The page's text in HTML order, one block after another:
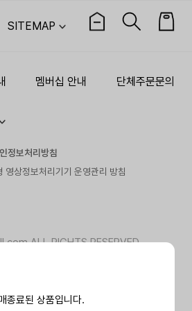
종료된 상품입니다.
SITEMAP
멤버십 안내 단체주문문의
정보처리방침
영상정보처리기기 운영관리 방침
ALL RIGHTS RESERVED